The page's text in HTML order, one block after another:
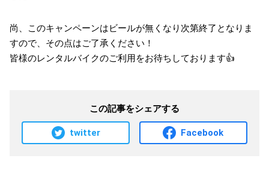
尚、このキャンペーンはビールが無くなり次第終了となりま
すので、その点はご了承ください！
皆様のレンタルバイクのご利用をお待ちしております👍
この記事をシェアする
twitter Facebook